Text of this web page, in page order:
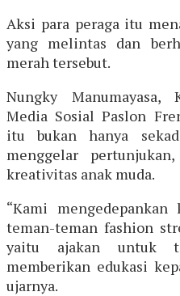
Aksi para peraga itu
yang melintas dan
merah tersebut.
Nungky
Media Sosial Paslon
itu bukan hanya
menggelar
kreativitas anak muda.
“Kami
teman-teman fashion
yaitu ajakan untuk
memberikan edukasi
ujarnya.